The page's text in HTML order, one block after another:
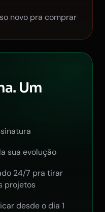
novo pra comprar
Um
sua evolução
24/7 pra tirar
projetos
desde o dia 1